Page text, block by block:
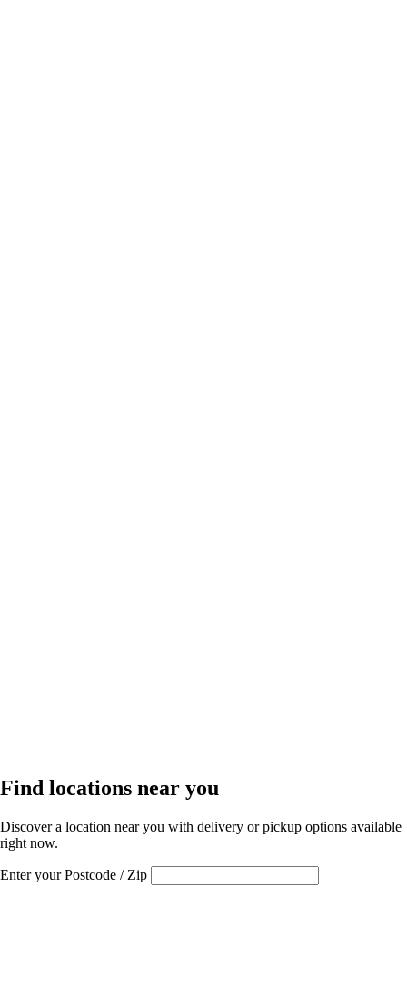
Find locations near you
Discover a location near you with delivery or pickup options available
right now.
Enter your Postcode / Zip